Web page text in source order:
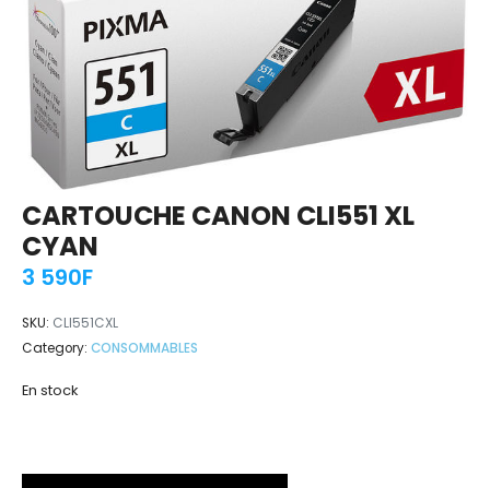
CARTOUCHE CANON CLI551 XL
CYAN
3 590F
SKU: CLI551CXL
Category: CONSOMMABLES
En stock